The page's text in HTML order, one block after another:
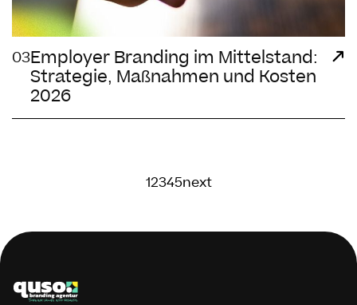
03Employer Branding im Mittelstand:
Strategie, Maßnahmen und Kosten
2026
12345next